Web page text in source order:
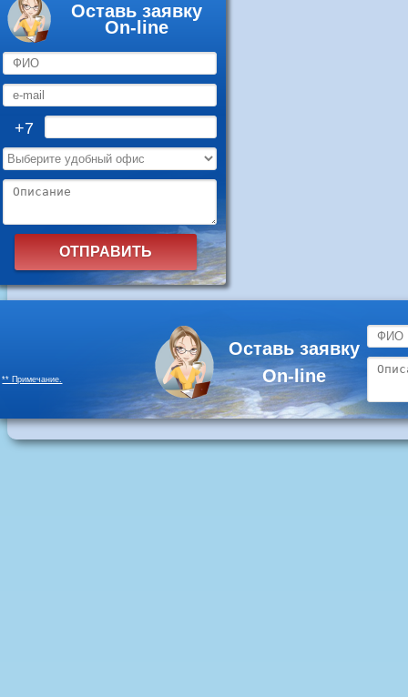
Оставь заявку
On-line
+7
** Примечание.
Оставь заявку
On-line